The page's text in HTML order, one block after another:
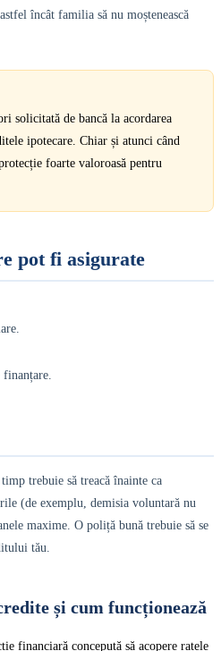
încât familia să nu moștenească
solicitată de bancă la acordarea
ipotecare. Chiar și atunci când
foarte valoroasă pentru
pot fi asigurate
trebuie să treacă înainte ca
(de exemplu, demisia voluntară nu
maxime. O poliță bună trebuie să se
tău.
și cum funcționează
financiară concepută să acopere ratele